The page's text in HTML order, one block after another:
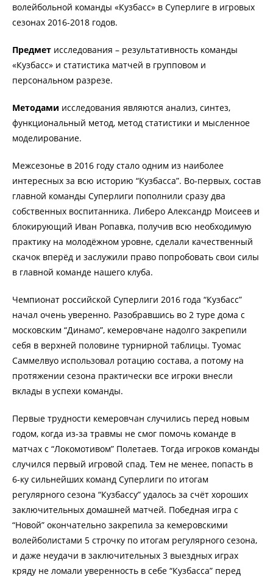
волейбольной команды «Кузбасс» в Суперлиге в игровых
сезонах 2016-2018 годов.
Предмет исследования – результативность команды
«Кузбасс» и статистика матчей в групповом и
персональном разрезе.
Методами исследования являются анализ, синтез,
функциональный метод, метод статистики и мысленное
моделирование.
Межсезонье в 2016 году стало одним из наиболее
интересных за всю историю “Кузбасса”. Во-первых, состав
главной команды Суперлиги пополнили сразу два
собственных воспитанника. Либеро Александр Моисеев и
блокирующий Иван Ропавка, получив всю необходимую
практику на молодёжном уровне, сделали качественный
скачок вперёд и заслужили право попробовать свои силы
в главной команде нашего клуба.
Чемпионат российской Суперлиги 2016 года “Кузбасс”
начал очень уверенно. Разобравшись во 2 туре дома с
московским “Динамо”, кемеровчане надолго закрепили
себя в верхней половине турнирной таблицы. Туомас
Саммелвуо использовал ротацию состава, а потому на
протяжении сезона практически все игроки внесли
вклады в успехи команды.
Первые трудности кемеровчан случились перед новым
годом, когда из-за травмы не смог помочь команде в
матчах с “Локомотивом” Полетаев. Тогда игроков команды
случился первый игровой спад. Тем не менее, попасть в
6-ку сильнейших команд Суперлиги по итогам
регулярного сезона “Кузбассу” удалось за счёт хороших
заключительных домашней матчей. Победная игра с
“Новой” окончательно закрепила за кемеровскими
волейболистами 5 строчку по итогам регулярного сезона,
и даже неудачи в заключительных 3 выездных играх
кряду не ломали уверенность в себе “Кузбасса” перед